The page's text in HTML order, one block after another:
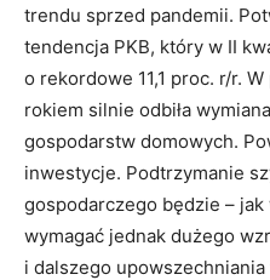
trendu sprzed pandemii.
tendencja PKB, który w II
o rekordowe 11,1 proc. r/r.
rokiem silnie odbiła
gospodarstw domowych.
inwestycje. Podtrzymanie
gospodarczego będzie –
wymagać jednak dużego
i dalszego